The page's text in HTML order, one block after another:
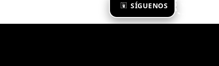
SÍGUENOS